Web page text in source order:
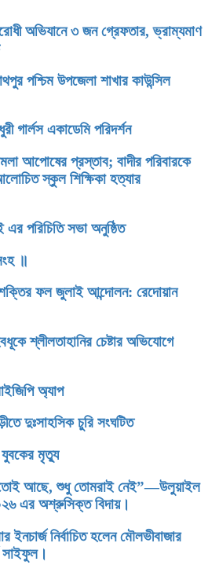
অভিযানে ৩ জন গ্রেফতার, ভ্রাম্যমাণ
পশ্চিম উপজেলা শাখার কাউন্সিল
গার্লস একাডেমি পরিদর্শন
আপোষের প্রস্তাব; বাদীর পরিবারকে
স্কুল শিক্ষিকা হত্যার
পরিচিতি সভা অনুষ্ঠিত
॥
শক্তির ফল জুলাই আন্দোলন: রেদোয়ান
শ্লীলতাহানির চেষ্টার অভিযোগে
অ্যাপ
দুঃসাহসিক চুরি সংঘটিত
যুবকের মৃত্যু
আছে, শুধু তোমরাই নেই”—উলুয়াইল
এর অশ্রুসিক্ত বিদায়।
ইনচার্জ নির্বাচিত হলেন মৌলভীবাজার
সাইফুল।